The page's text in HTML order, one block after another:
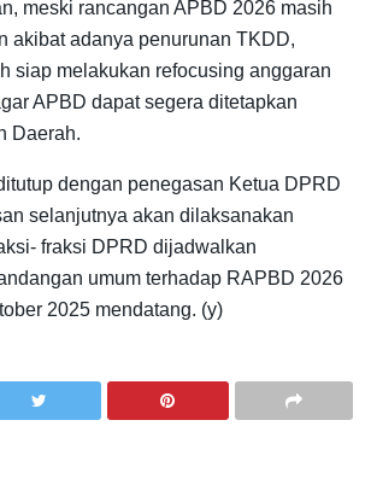
meski rancangan APBD 2026 masih
akibat adanya penurunan TKDD,
siap melakukan refocusing anggaran
APBD dapat segera ditetapkan
Daerah.
dengan penegasan Ketua DPRD
selanjutnya akan dilaksanakan
fraksi DPRD dijadwalkan
umum terhadap RAPBD 2026
2025 mendatang. (y)